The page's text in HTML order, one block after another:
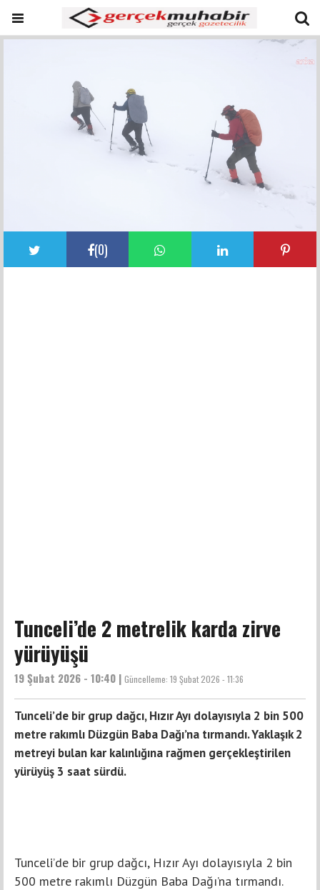
(0)
Tunceli’de 2 metrelik karda zirve
yürüyüşü
19 Şubat 2026 - 10:40 | Güncelleme: 19 Şubat 2026 - 11:36
Tunceli’de bir grup dağcı, Hızır Ayı dolayısıyla 2 bin 500
metre rakımlı Düzgün Baba Dağı’na tırmandı. Yaklaşık 2
metreyi bulan kar kalınlığına rağmen gerçekleştirilen
yürüyüş 3 saat sürdü.
Tunceli’de bir grup dağcı, Hızır Ayı dolayısıyla 2 bin
500 metre rakımlı Düzgün Baba Dağı’na tırmandı.